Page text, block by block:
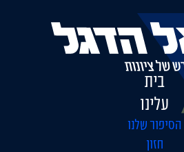
בית
עלינו
הסיפור שלנו
חזון